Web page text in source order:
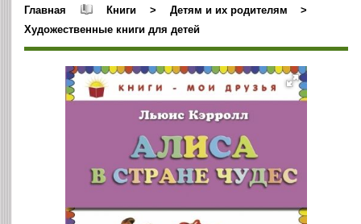
Главная Книги > Детям и их родителям
>
Художественные книги для детей